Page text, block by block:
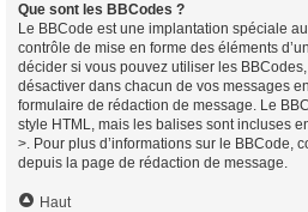
Que sont les BBCodes ?
Le BBCode est une implantation spéciale
contrôle de mise en forme des éléments
décider si vous pouvez utiliser les
désactiver dans chacun de vos messages
formulaire de rédaction de message. Le
style HTML, mais les balises sont incluses
>. Pour plus d’informations sur le BBCode,
depuis la page de rédaction de message.
Haut